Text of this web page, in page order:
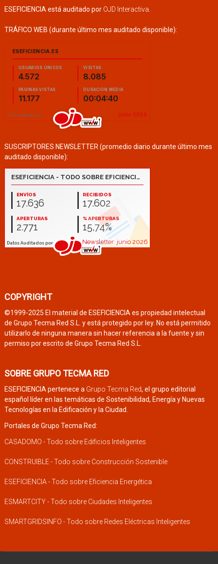
ESEFICIENCIA está auditado por OJD Interactiva
TRÁFICO WEB (durante último mes auditado disponible):
SUSCRIPTORES NEWSLETTER (promedio diario durante último mes
auditado disponible):
COPYRIGHT
©1999-2025 El material de ESEFICIENCIA es propiedad intelectual
de Grupo Tecma Red S.L. y está protegido por ley. No está permitido
utilizarlo de ninguna manera sin hacer referencia a la fuente y sin
permiso por escrito de Grupo Tecma Red S.L.
SOBRE GRUPO TECMA RED
ESEFICIENCIA pertenece a Grupo Tecma Red, el grupo editorial
español líder en las temáticas de Sostenibilidad, Energía y Nuevas
Tecnologías en la Edificación y la Ciudad.
Portales de Grupo Tecma Red:
CASADOMO - Todo sobre Edificios Inteligentes
CONSTRUIBLE - Todo sobre Construcción Sostenible
ESEFICIENCIA - Todo sobre Eficiencia Energética
ESMARTCITY - Todo sobre Ciudades Inteligentes
SMARTGRIDSINFO - Todo sobre Redes Eléctricas Inteligentes